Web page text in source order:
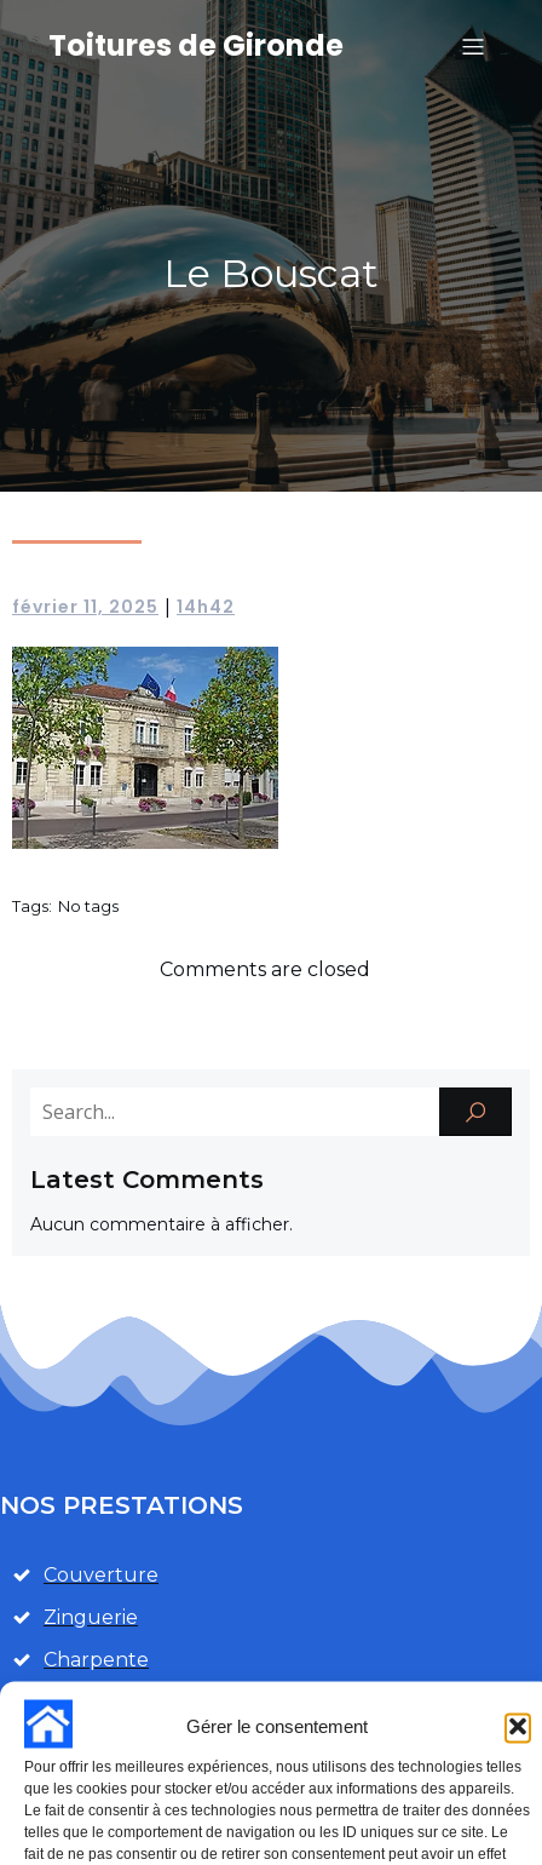
Gérer le consentement
Pour offrir les meilleures expériences, nous utilisons des technologies telles
que les cookies pour stocker et/ou accéder aux informations des appareils.
Le fait de consentir à ces technologies nous permettra de traiter des données
telles que le comportement de navigation ou les ID uniques sur ce site. Le
fait de ne pas consentir ou de retirer son consentement peut avoir un effet
Toitures de Gironde
Le Bouscat
février 11, 2025 14h42
Tags: No tags
Comments are closed
Latest Comments
Aucun commentaire à afficher.
NOS PRESTATIONS
Couverture
Zinguerie
Charpente
Velux
Démoussage
Isolation